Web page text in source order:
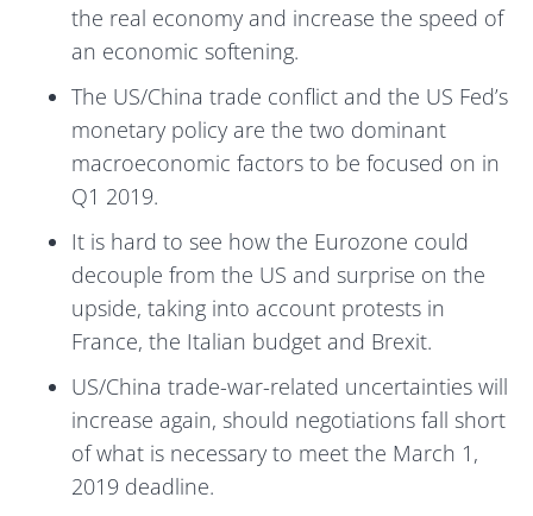
the real economy and increase the speed of
an economic softening.
The US/China trade conflict and the US Fed’s
monetary policy are the two dominant
macroeconomic factors to be focused on in
Q1 2019.
It is hard to see how the Eurozone could
decouple from the US and surprise on the
upside, taking into account protests in
France, the Italian budget and Brexit.
US/China trade-war-related uncertainties will
increase again, should negotiations fall short
of what is necessary to meet the March 1,
2019 deadline.